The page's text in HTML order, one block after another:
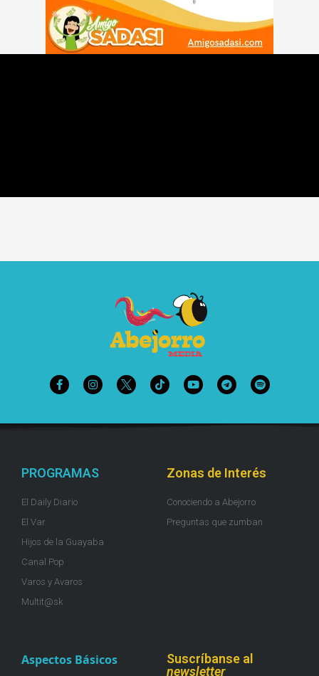
PROGRAMAS
El Daily Diario
El Var
Hijos de la Guayaba
Canal Pop
Varos y Avaros
Multit@sk
Zonas de Interés
Conociendo a Abejorro
Preguntas que zumban
Aspectos Básicos
Suscríbanse al
newsletter